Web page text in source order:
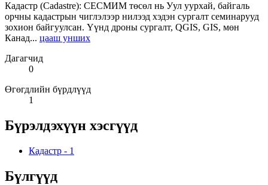
Кадастр (Cadastre): СЕСМИМ төсөл нь Уул уурхай, байгаль
орчны кадастрын чиглэлээр нилээд хэдэн сургалт семинарууд
зохион байгуулсан. Үүнд дроны сургалт, QGIS, GIS, мөн
Канад... цааш унших
Дагагчид
0
Өгөгдлийн бүрдлүүд
1
Бүрэлдэхүүн хэсгүүд
Кадастр - 1
Бүлгүүд